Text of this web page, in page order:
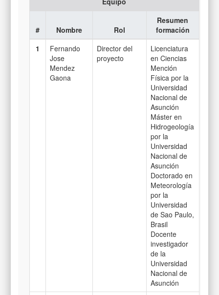
# Nombre Rol
Resumen
formación
1
Fernando
Jose
Mendez
Gaona
Director del
proyecto
Licenciatura
en Ciencias
Mención
Física por la
Universidad
Nacional de
Asunción
Máster en
Hidrogeología
por la
Universidad
Nacional de
Asunción
Doctorado en
Meteorología
por la
Universidad
de Sao Paulo,
Brasil
Docente
investigador
de la
Universidad
Nacional de
Asunción